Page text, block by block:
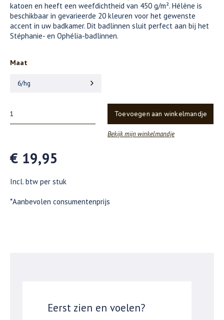
katoen en heeft een weefdichtheid van 450 g/m². Hélène is
beschikbaar in gevarieerde 20 kleuren voor het gewenste
accent in uw badkamer. Dit badlinnen sluit perfect aan bij het
Stéphanie- en Ophélia-badlinnen.
Maat
6/hg
Toevoegen aan winkelmandje
Bekijk mijn winkelmandje
€ 19,95
Incl. btw per stuk
*Aanbevolen consumentenprijs
Eerst zien en voelen?